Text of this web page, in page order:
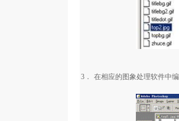
3． 在相应的图象处理软件中